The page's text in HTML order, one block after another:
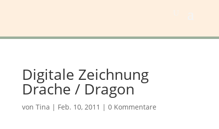
Digitale Zeichnung
Drache / Dragon
von Tina | Feb. 10, 2011 | 0 Kommentare